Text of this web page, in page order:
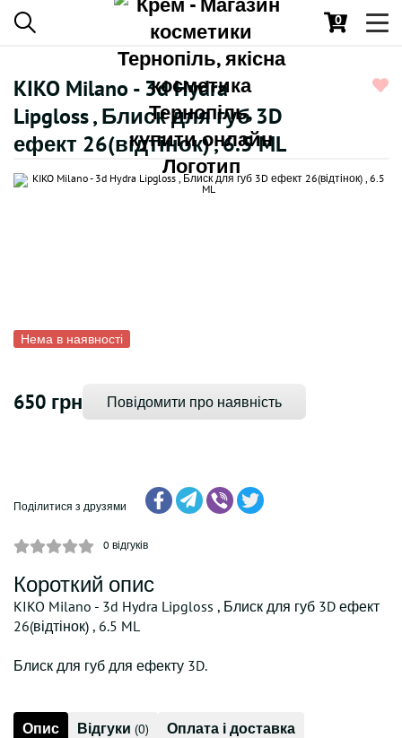
0
KIKO Milano - 3d Hydra
Lipgloss , Блиск для губ 3D
ефект 26(відтінок) , 6.5 ML
Нема в наявності
650 грн Повідомити про наявність
Поділитися з друзями
0 відгуків
Короткий опис
KIKO Milano - 3d Hydra Lipgloss , Блиск для губ 3D ефект
26(відтінок) , 6.5 ML
Блиск для губ для ефекту 3D.
Опис Відгуки (0) Оплата і доставка